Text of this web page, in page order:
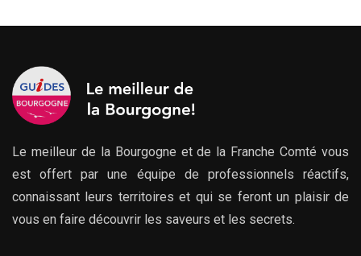
Le meilleur de la Bourgogne et de la Franche Comté vous
est offert par une équipe de professionnels réactifs,
connaissant leurs territoires et qui se feront un plaisir de
vous en faire découvrir les saveurs et les secrets.